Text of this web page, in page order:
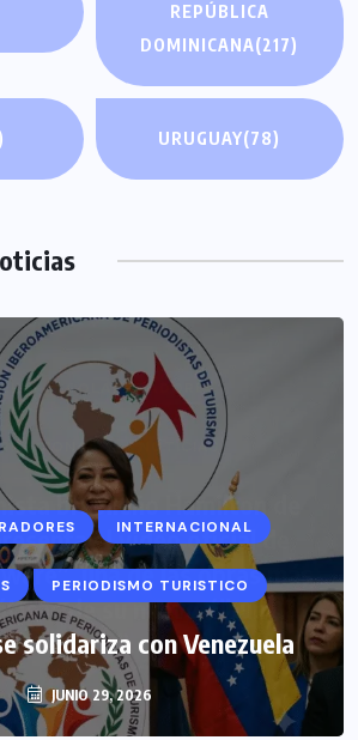
REPÚBLICA
DOMINICANA(217)
URUGUAY(78)
INTERNACIONAL
PERIODISMO TURISTICO
solidariza con Venezuela
JUNIO 29, 2026